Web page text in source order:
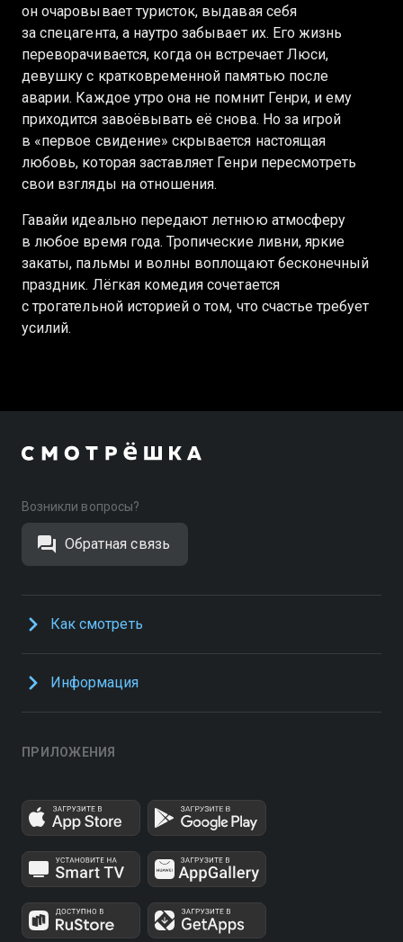
он очаровывает туристок, выдавая себя
за спецагента, а наутро забывает их. Его жизнь
переворачивается, когда он встречает Люси,
девушку с кратковременной памятью после
аварии. Каждое утро она не помнит Генри, и ему
приходится завоёвывать её снова. Но за игрой
в «первое свидение» скрывается настоящая
любовь, которая заставляет Генри пересмотреть
свои взгляды на отношения.
Гавайи идеально передают летнюю атмосферу
в любое время года. Тропические ливни, яркие
закаты, пальмы и волны воплощают бесконечный
праздник. Лёгкая комедия сочетается
с трогательной историей о том, что счастье требует
усилий.
Возникли вопросы?
Обратная связь
Как смотреть
Информация
ПРИЛОЖЕНИЯ